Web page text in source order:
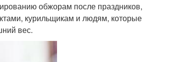
обжорам после праздников,
курильщикам и людям, которые
вес.